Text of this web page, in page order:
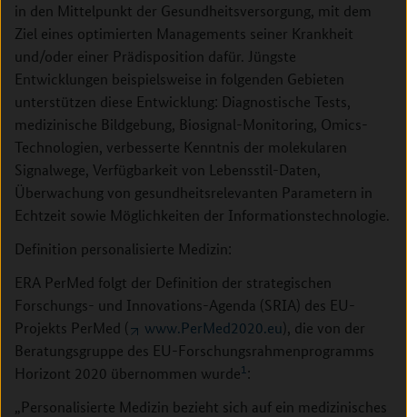
in den Mittelpunkt der Gesundheitsversorgung, mit dem
Ziel eines optimierten Managements seiner Krankheit
und/oder einer Prädisposition dafür. Jüngste
Entwicklungen beispielsweise in folgenden Gebieten
unterstützen diese Entwicklung: Diagnostische Tests,
medizinische Bildgebung, Biosignal-Monitoring, Omics-
Technologien, verbesserte Kenntnis der molekularen
Signalwege, Verfügbarkeit von Lebensstil-Daten,
Überwachung von gesundheitsrelevanten Parametern in
Echtzeit sowie Möglichkeiten der Informationstechnologie.
Definition personalisierte Medizin:
ERA PerMed folgt der Definition der strategischen
Forschungs- und Innovations-Agenda (SRIA) des EU-
Projekts PerMed (
www.PerMed2020.eu), die von der
Beratungsgruppe des EU-Forschungsrahmenprogramms
Horizont 2020 übernommen wurde1 :
„Personalisierte Medizin bezieht sich auf ein medizinisches